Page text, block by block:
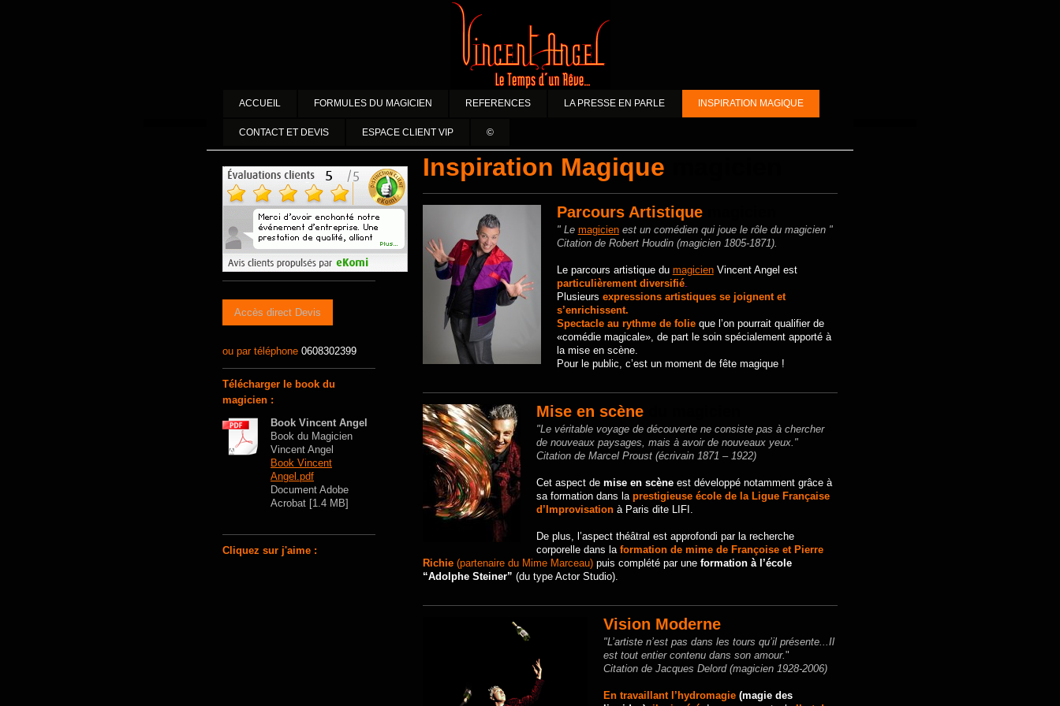
ACCUEIL FORMULES DU MAGICIEN REFERENCES LA PRESSE EN PARLE INSPIRATION MAGIQUE
CONTACT ET DEVIS ESPACE CLIENT VIP ©
Inspiration Magique
Parcours Artistique
" Le magicienest un comédien qui joue le rôle du magicien "
Citation de Robert Houdin (magicien 1805-1871).
Le parcours artistique du magicienVincent Angel est
particulièrement diversifié.
Plusieurs expressions artistiques se joignent et
s’enrichissent.
Spectacle au rythme de folie que l’on pourrait qualifier de
«comédie magicale», de part le soin spécialement apporté à
la mise en scène.
Pour le public, c’est un moment de fête magique !
Mise en scène
"Le véritable voyage de découverte ne consiste pas à chercher
de nouveaux paysages, mais à avoir de nouveaux yeux."
Citation de Marcel Proust (écrivain 1871 – 1922)
Cet aspect de mise en scèneest développé notamment grâce à
sa formation dans la prestigieuse école de la Ligue Française
d’Improvisation à Paris dite LIFI.
De plus, l’aspect théâtral est approfondi par la recherche
corporelle dans la formation de mime de Françoise et Pierre
Richie(partenaire du Mime Marceau) puis complété par une formation à l’école
“Adolphe Steiner” (du type Actor Studio).
Vision Moderne
"L’artiste n’est pas dans les tours qu’il présente...Il
est tout entier contenu dans son amour."
Citation de Jacques Delord (magicien 1928-2006)
En travaillant l’hydromagie(magie des
Accès direct Devis
ou par téléphone 0608302399
Télécharger le book du
magicien :
Book Vincent Angel
Book du Magicien
Vincent Angel
Book Vincent
Angel.pdf
Document Adobe
Acrobat [1.4 MB]
Cliquez sur j'aime :